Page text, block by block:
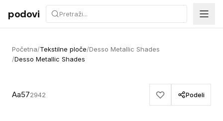
Preskoči na sadržaj
podovi
Početna/Tekstilne ploče/Desso Metallic Shades
/Desso Metallic Shades
Aa572942 Podeli